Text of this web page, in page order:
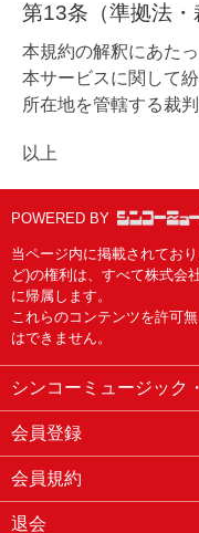
第13条（準拠法・
本規約の解釈にあた
本サービスに関して
所在地を管轄する裁
以上
POWERED BY
当ページ内に掲載されてお
ど)の権利は、すべて株式会
に帰属します。
これらのコンテンツを許可
はできません。
シンコーミュージック
会員登録
会員規約
退会